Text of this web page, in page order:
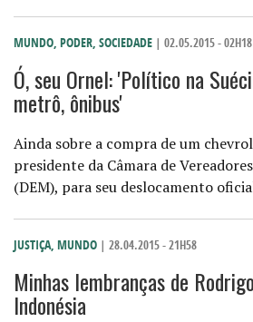
MUNDO, PODER, SOCIEDADE | 02.05.2015 - 02H18
Ó, seu Ornel: 'Político na
metrô, ônibus'
Ainda sobre a compra de um
presidente da Câmara de
(DEM), para seu deslocamento
JUSTIÇA, MUNDO | 28.04.2015 - 21H58
Minhas lembranças de
Indonésia